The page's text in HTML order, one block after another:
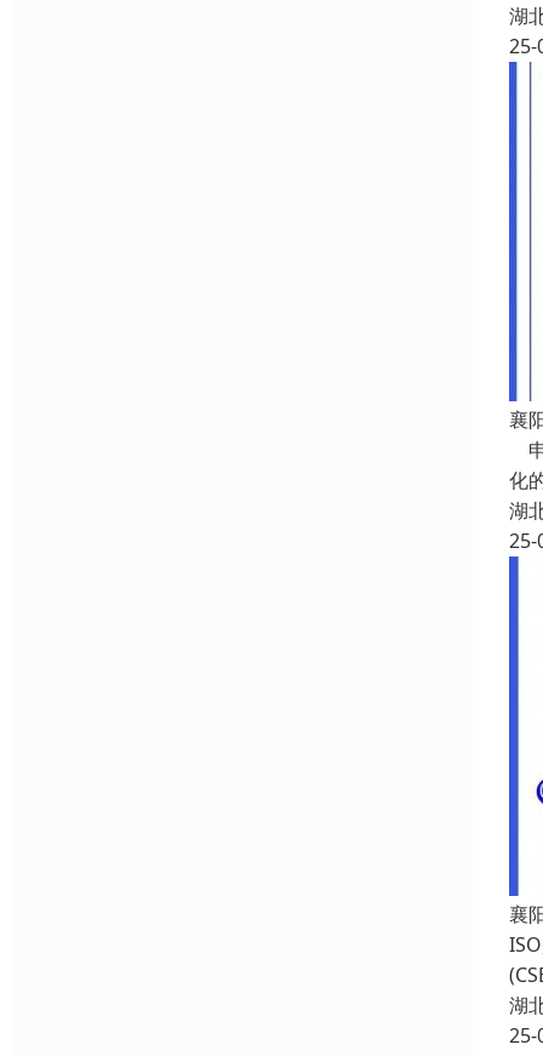
湖
25-
襄
化
湖
25-
襄
湖
25-